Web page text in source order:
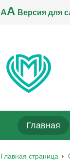
AA Версия для
Главная
Главная страница